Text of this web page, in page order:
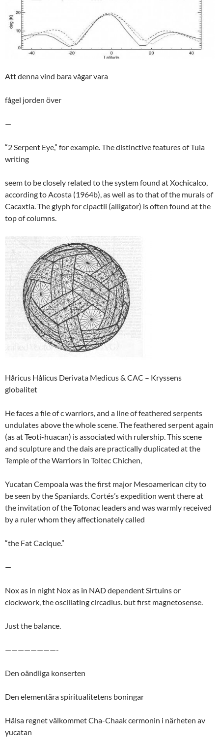
Att denna vind bara vågar vara
fågel jorden över
—
“2 Serpent Eye,” for example. The distinctive features of Tula
writing
seem to be closely related to the system found at Xochicalco,
according to Acosta (1964b), as well as to that of the murals of
Cacaxtla. The glyph for cipactli (alligator) is often found at the
top of columns.
Håricus Hålicus Derivata Medicus & CAC – Kryssens
globalitet
He faces a file of c warriors, and a line of feathered serpents
undulates above the whole scene. The feathered serpent again
(as at Teoti-huacan) is associated with rulership. This scene
and sculpture and the dais are practically duplicated at the
Temple of the Warriors in Toltec Chichen,
Yucatan Cempoala was the first major Mesoamerican city to
be seen by the Spaniards. Cortés’s expedition went there at
the invitation of the Totonac leaders and was warmly received
by a ruler whom they affectionately called
“the Fat Cacique.”
—
Nox as in night Nox as in NAD dependent Sirtuins or
clockwork, the oscillating circadius. but first magnetosense.
Just the balance.
————————-
Den oändliga konserten
Den elementära spiritualitetens boningar
Hälsa regnet välkommet Cha-Chaak cermonin i närheten av
yucatan